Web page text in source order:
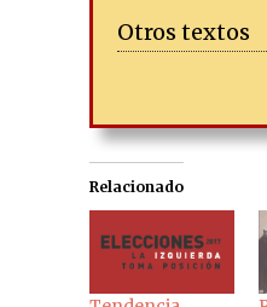
Otros textos
Relacionado